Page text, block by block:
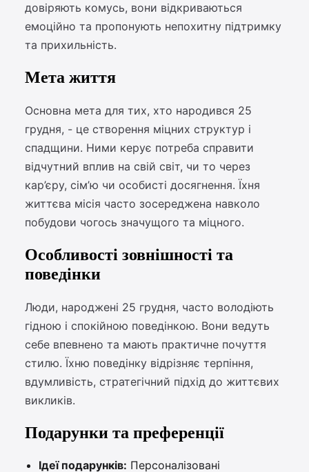
довіряють комусь, вони відкриваються
емоційно та пропонують непохитну підтримку
та прихильність.
Мета життя
Основна мета для тих, хто народився 25
грудня, - це створення міцних структур і
спадщини. Ними керує потреба справити
відчутний вплив на свій світ, чи то через
кар’єру, сім’ю чи особисті досягнення. Їхня
життєва місія часто зосереджена навколо
побудови чогось значущого та міцного.
Особливості зовнішності та
поведінки
Люди, народжені 25 грудня, часто володіють
гідною і спокійною поведінкою. Вони ведуть
себе впевнено та мають практичне почуття
стилю. Їхню поведінку відрізняє терпіння,
вдумливість, стратегічний підхід до життєвих
викликів.
Подарунки та преференції
Ідеї подарунків: Персоналізовані